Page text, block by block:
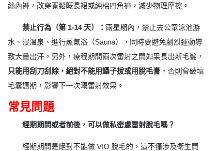
絲內褲，改穿寬鬆嘅長裙或純棉四角褲，減少物理摩擦。
禁止行為（第 1-14 天）： 兩星期內，禁止去公眾泳池游
水、浸溫泉、進行蒸氣浴（Sauna），同時要避免劇烈運動導
致大量出汗。另外，療程期間兩次雷射之間如果長出新毛髮，
只能用刮刀刮除，絕對不能用鑷子拔或用脫毛膏 ，否則會破壞
毛囊週期，影響下一次嘅雷射效果。
常見問題
經期期間或者前後，可以做私密處雷射脫毛嗎？
經期期間是絕對不能做 VIO 脫毛的，這不僅涉及衛生問